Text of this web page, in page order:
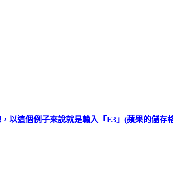
以這個例子來說就是輸入「E3」(蘋果的儲存